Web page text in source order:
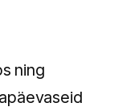
ning